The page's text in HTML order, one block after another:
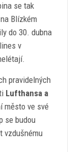
se tak
Blízkém
do 30. dubna
v
pravidelných
Lufthansa a
město ve své
se budou
vzdušnému